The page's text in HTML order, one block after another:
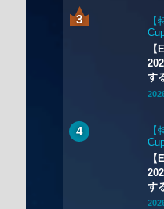
す
と
す
と